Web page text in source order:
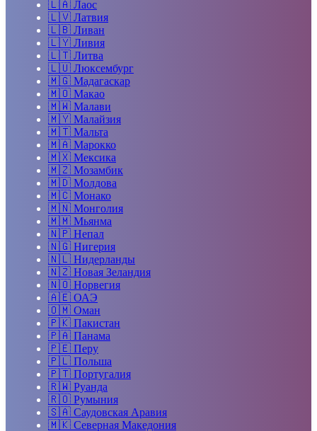
🇱🇦 Лаос
🇱🇻 Латвия
🇱🇧 Ливан
🇱🇾 Ливия
🇱🇹 Литва
🇱🇺 Люксембург
🇲🇬 Мадагаскар
🇲🇴 Макао
🇲🇼 Малави
🇲🇾 Малайзия
🇲🇹 Мальта
🇲🇦 Марокко
🇲🇽 Мексика
🇲🇿 Мозамбик
🇲🇩 Молдова
🇲🇨 Монако
🇲🇳 Монголия
🇲🇲 Мьянма
🇳🇵 Непал
🇳🇬 Нигерия
🇳🇱 Нидерланды
🇳🇿 Новая Зеландия
🇳🇴 Норвегия
🇦🇪 ОАЭ
🇴🇲 Оман
🇵🇰 Пакистан
🇵🇦 Панама
🇵🇪 Перу
🇵🇱 Польша
🇵🇹 Португалия
🇷🇼 Руанда
🇷🇴 Румыния
🇸🇦 Саудовская Аравия
🇲🇰 Северная Македония